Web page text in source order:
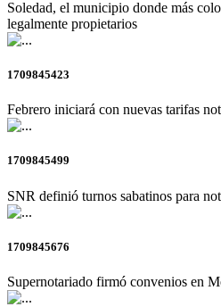
Soledad, el municipio donde más
legalmente propietarios
1709845423
Febrero iniciará con nuevas tarifas
1709845499
SNR definió turnos sabatinos para
1709845676
Supernotariado firmó convenios en